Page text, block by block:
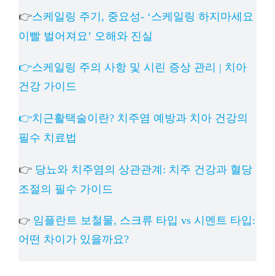
👉스케일링 주기, 중요성- ‘스케일링 하지마세요
이빨 벌어져요’ 오해와 진실
👉스케일링 주의 사항 및 시린 증상 관리 | 치아
건강 가이드
👉치근활택술이란? 치주염 예방과 치아 건강의
필수 치료법
👉 당뇨와 치주염의 상관관계: 치주 건강과 혈당
조절의 필수 가이드
👉 임플란트 보철물, 스크류 타입 vs 시멘트 타입:
어떤 차이가 있을까요?